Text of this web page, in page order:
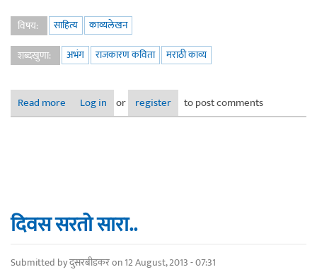
विषय: साहित्य
काव्यलेखन
शब्दखुणा:
अभंग राजकारण कविता मराठी काव्य
Read more about राजकारण
Log in or register to post comments
दिवस सरतो सारा..
Submitted byदुसरबीडकरon 12 August, 2013 - 07:31